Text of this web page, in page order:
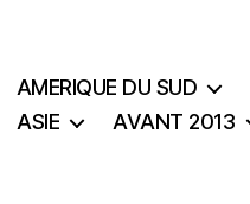
AMERIQUE DU SUD
ASIE
AVANT 2013